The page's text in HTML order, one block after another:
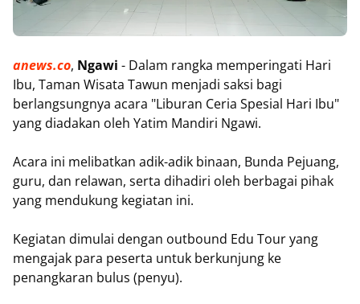
anews.co, Ngawi - Dalam rangka memperingati Hari
Ibu, Taman Wisata Tawun menjadi saksi bagi
berlangsungnya acara "Liburan Ceria Spesial Hari Ibu"
yang diadakan oleh Yatim Mandiri Ngawi.
Acara ini melibatkan adik-adik binaan, Bunda Pejuang,
guru, dan relawan, serta dihadiri oleh berbagai pihak
yang mendukung kegiatan ini.
Kegiatan dimulai dengan outbound Edu Tour yang
mengajak para peserta untuk berkunjung ke
penangkaran bulus (penyu).